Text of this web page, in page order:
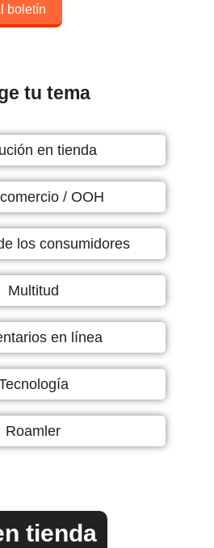
boletín
tu tema
en tienda
/ OOH
los consumidores
Multitud
en línea
Roamler
tienda